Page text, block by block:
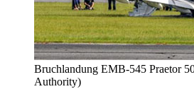
Bruchlandung EMB-545 Praetor
Authority)